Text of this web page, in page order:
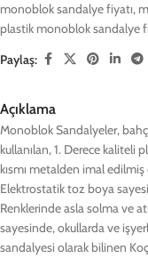
monoblok sandalye fiyatı,
plastik monoblok sandalye
Paylaş:
Açıklama
Monoblok Sandalyeler,
kullanılan, 1. Derece
kısmı metalden imal
Elektrostatik toz boya
Renklerinde asla solma ve
sayesinde, okullarda ve
sandalyesi olarak bilinen